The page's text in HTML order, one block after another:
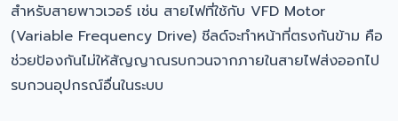
สำหรับสายพาวเวอร์ เช่น สายไฟที่ใช้กับ VFD Motor
(Variable Frequency Drive) ชีลด์จะทำหน้าที่ตรงกันข้าม คือ
ช่วยป้องกันไม่ให้สัญญาณรบกวนจากภายในสายไฟส่งออกไป
รบกวนอุปกรณ์อื่นในระบบ